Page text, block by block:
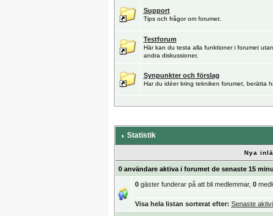
Support
Tips och frågor om forumet.
Testforum
Här kan du testa alla funktioner i forumet
andra diskussioner.
Synpunkter och förslag
Har du idéer kring tekniken forumet, berätta
Statistik
Nya
0 användare aktiva i forumet de senaste 15
0gäster funderar på att bli medlemmar, 0
Visa hela listan sorterat efter: Senaste